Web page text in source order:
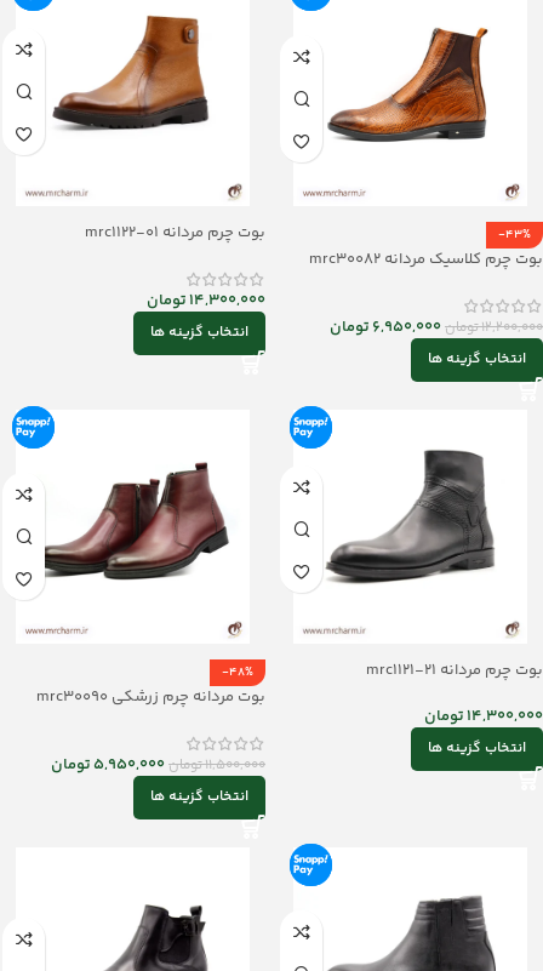
-43%
بوت چرم کلاسیک مردانه mrc30082
12,200,000تومان6,950,000 تومان
انتخاب گزینه ها
بوت چرم مردانه mrc1122-01
14,300,000تومان
انتخاب گزینه ها
بوت چرم مردانه mrc1121-21
14,300,000تومان
انتخاب گزینه ها
-48%
بوت مردانه چرم زرشکی mrc30090
11,500,000تومان5,950,000تومان
انتخاب گزینه ها